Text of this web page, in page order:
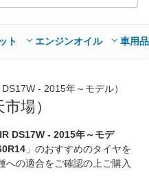
ト エンジンオイル 車用品
- 2015年～モデル）
場）
DS17W - 2015年～モデ
」のおすすめのタイヤを
への適合をご確認の上ご購入